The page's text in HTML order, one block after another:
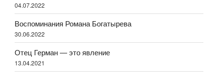
04.07.2022
Воспоминания Романа Богатырева
30.06.2022
Отец Герман — это явление
13.04.2021